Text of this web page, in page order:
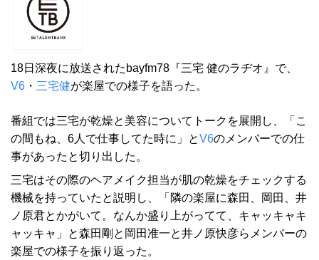
18日深夜に放送されたbayfm78『三宅 健のラヂオ』で、
V6 ・ 三宅健が楽屋での様子を語った。
番組では三宅が乾燥と美容についてトークを展開し、「こ
の間もね、6人で仕事してた時に」とV6のメンバーでの仕
事があったと切り出した。
三宅はその際のヘアメイク担当が肌の乾燥をチェックする
機械を持っていたと説明し、「隣の楽屋に森田、岡田、井
ノ原君とかがいて。なんか盛り上がってて、キャッキャキ
ャッキャ」と森田剛と岡田准一と井ノ原快彦らメンバーの
楽屋での様子を振り返った。